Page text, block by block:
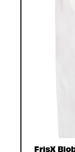
FrisX